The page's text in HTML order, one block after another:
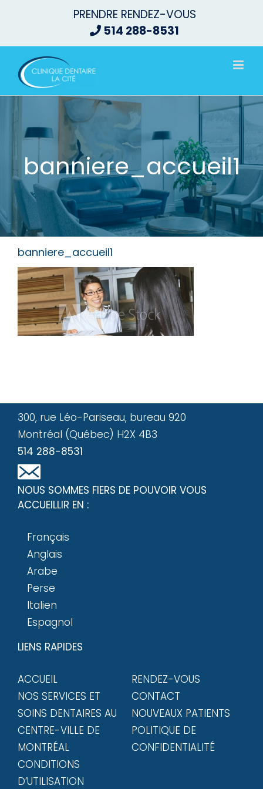
PRENDRE RENDEZ-VOUS
514 288-8531
banniere_accueil1
banniere_accueil1
300, rue Léo-Pariseau, bureau 920
Montréal (Québec) H2X 4B3
514 288-8531
NOUS SOMMES FIERS DE POUVOIR VOUS
ACCUEILLIR EN :
Français
Anglais
Arabe
Perse
Italien
Espagnol
LIENS RAPIDES
ACCUEIL
RENDEZ-VOUS
NOS SERVICES ET
SOINS DENTAIRES AU
CENTRE-VILLE DE
MONTRÉAL
CONTACT
NOUVEAUX PATIENTS
POLITIQUE DE
CONFIDENTIALITÉ
CONDITIONS
D’UTILISATION